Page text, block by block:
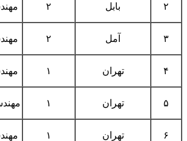
۲ بابل ۲
۳ آمل ۲
۴ تهران ۱
۵ تهران ۱
۶ تهران ۱